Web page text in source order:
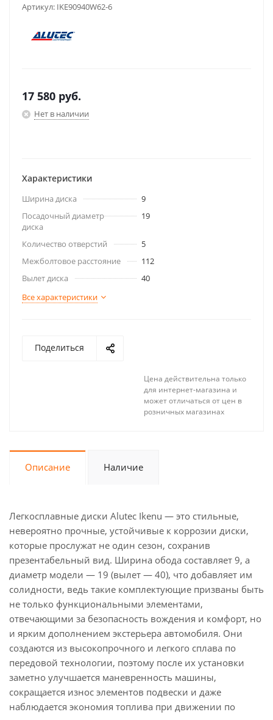
Артикул: IKE90940W62-6
17 580 руб.
Нет в наличии
Характеристики
Ширина диска
9
Посадочный диаметр
диска
19
Количество отверстий
5
Межболтовое расстояние
112
Вылет диска
40
Все характеристики
Поделиться
Цена действительна только
для интернет-магазина и
может отличаться от цен в
розничных магазинах
Описание Наличие
Легкосплавные диски Alutec Ikenu — это стильные,
невероятно прочные, устойчивые к коррозии диски,
которые прослужат не один сезон, сохранив
презентабельный вид. Ширина обода составляет 9, а
диаметр модели — 19 (вылет — 40), что добавляет им
солидности, ведь такие комплектующие призваны быть
не только функциональными элементами,
отвечающими за безопасность вождения и комфорт, но
и ярким дополнением экстерьера автомобиля. Они
создаются из высокопрочного и легкого сплава по
передовой технологии, поэтому после их установки
заметно улучшается маневренность машины,
сокращается износ элементов подвески и даже
наблюдается экономия топлива при движении по